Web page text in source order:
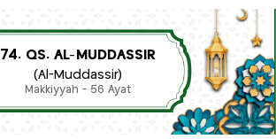
74. QS. AL-MUDDASSIR
(Al-Muddassir)
Makkiyyah - 56 Ayat